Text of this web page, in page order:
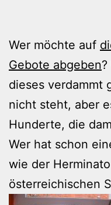
Wer möchte auf
Gebote abgeben
dieses verdammt
nicht steht, aber
Hunderte, die
Wer hat schon
wie der
österreichischen